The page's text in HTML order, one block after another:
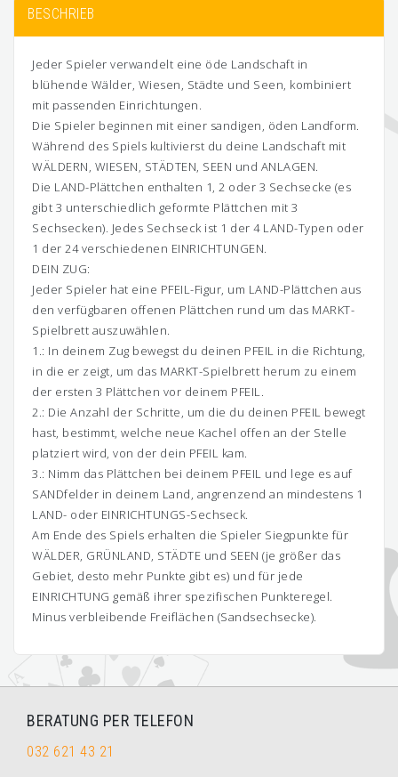
BESCHRIEB
Jeder Spieler verwandelt eine öde Landschaft in
blühende Wälder, Wiesen, Städte und Seen, kombiniert
mit passenden Einrichtungen.
Die Spieler beginnen mit einer sandigen, öden Landform.
Während des Spiels kultivierst du deine Landschaft mit
WÄLDERN, WIESEN, STÄDTEN, SEEN und ANLAGEN.
Die LAND-Plättchen enthalten 1, 2 oder 3 Sechsecke (es
gibt 3 unterschiedlich geformte Plättchen mit 3
Sechsecken). Jedes Sechseck ist 1 der 4 LAND-Typen oder
1 der 24 verschiedenen EINRICHTUNGEN.
DEIN ZUG:
Jeder Spieler hat eine PFEIL-Figur, um LAND-Plättchen aus
den verfügbaren offenen Plättchen rund um das MARKT-
Spielbrett auszuwählen.
1.: In deinem Zug bewegst du deinen PFEIL in die Richtung,
in die er zeigt, um das MARKT-Spielbrett herum zu einem
der ersten 3 Plättchen vor deinem PFEIL.
2.: Die Anzahl der Schritte, um die du deinen PFEIL bewegt
hast, bestimmt, welche neue Kachel offen an der Stelle
platziert wird, von der dein PFEIL kam.
3.: Nimm das Plättchen bei deinem PFEIL und lege es auf
SANDfelder in deinem Land, angrenzend an mindestens 1
LAND- oder EINRICHTUNGS-Sechseck.
Am Ende des Spiels erhalten die Spieler Siegpunkte für
WÄLDER, GRÜNLAND, STÄDTE und SEEN (je größer das
Gebiet, desto mehr Punkte gibt es) und für jede
EINRICHTUNG gemäß ihrer spezifischen Punkteregel.
Minus verbleibende Freiflächen (Sandsechsecke).
BERATUNG PER TELEFON
032 621 43 21